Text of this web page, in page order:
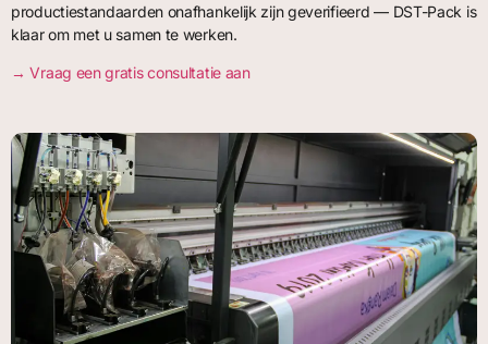
productiestandaarden onafhankelijk zijn geverifieerd — DST-Pack is
klaar om met u samen te werken.
→ Vraag een gratis consultatie aan